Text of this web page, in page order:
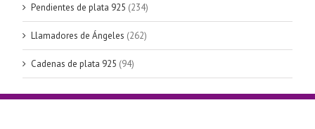
Pendientes de plata 925 (234)
Llamadores de Ángeles (262)
Cadenas de plata 925 (94)